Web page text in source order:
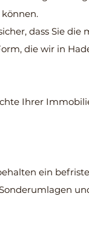
dass Sie
die wir in
Ihrer
ein